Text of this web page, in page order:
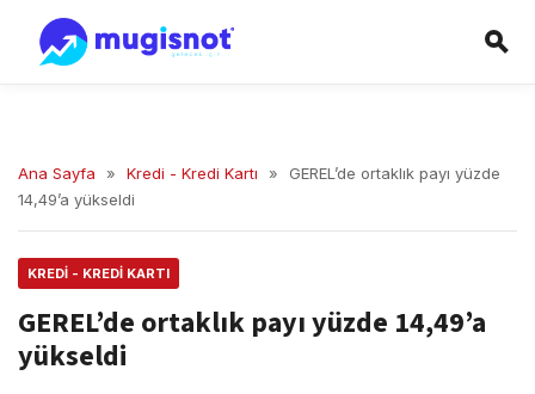
Ana Sayfa » Kredi - Kredi Kartı »
GEREL’de ortaklık payı yüzde
14,49’a yükseldi
KREDI - KREDI KARTI
GEREL’de ortaklık payı yüzde 14,49’a
yükseldi